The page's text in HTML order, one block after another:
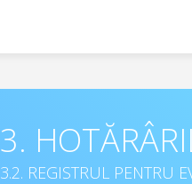
3.
3.2. REGISTRUL PENTRU